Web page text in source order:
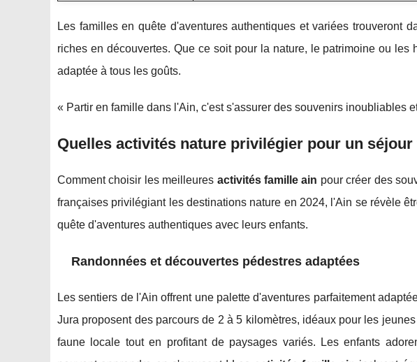
Les familles en quête d'aventures authentiques et variées trouveront
riches en découvertes. Que ce soit pour la nature, le patrimoine ou
adaptée à tous les goûts.
« Partir en famille dans l'Ain, c'est s'assurer des souvenirs inoubliables
Quelles activités nature privilégier pour un
Comment choisir les meilleures activités famille ain pour créer des
françaises privilégiant les destinations nature en 2024, l'Ain se révèle
quête d'aventures authentiques avec leurs enfants.
Randonnées et découvertes pédestres adaptées
Les sentiers de l'Ain offrent une palette d'aventures parfaitement
Jura proposent des parcours de 2 à 5 kilomètres, idéaux pour les
faune locale tout en profitant de paysages variés. Les enfants